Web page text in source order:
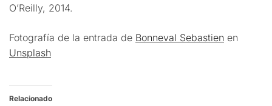
O’Reilly, 2014.
Fotografía de la entrada de Bonneval Sebastien en
Unsplash
Relacionado